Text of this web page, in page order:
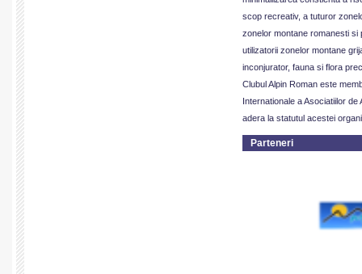
scop recreativ, a tuturor
zonelor montane romanesti si
utilizatorii zonelor montane
inconjurator, fauna si flora
Clubul Alpin Roman este
Internationale a Asociatiilor
adera la statutul acestei
Parteneri